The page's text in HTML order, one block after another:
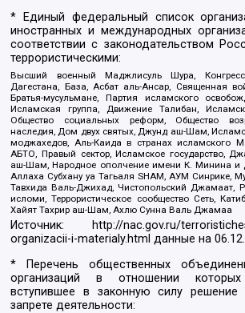
* Единый федеральный список
иностранных и международных
соответствии с законодательством
террористическими:
Высший военный Маджлисуль Шура,
Дагестана, База, Асбат аль-Ансар, Священная
Братья-мусульмане, Партия исламского
Исламская группа, Движение Талибан,
Общество социальных реформ, Общество
наследия, Дом двух святых, Джунд аш-Шам,
моджахедов, Аль-Каида в странах исламского
АБТО, Правый сектор, Исламское государство,
аш-Шам, Народное ополчение имени К. Минина и
Аллаха Субхану уа Тагьаля SHAM, АУМ Синрике,
Тавхида Валь-Джихад, Чистопольский Джамаат,
исломи, Террористическое сообщество Сеть,
Хайят Тахрир аш-Шам, Ахлю Сунна Валь Джамаа
Источник: http://nac.gov.ru/
organizacii-i-materialy.html данные на
* Перечень общественных
организаций в отношении
вступившее в законную силу
запрете деятельности: